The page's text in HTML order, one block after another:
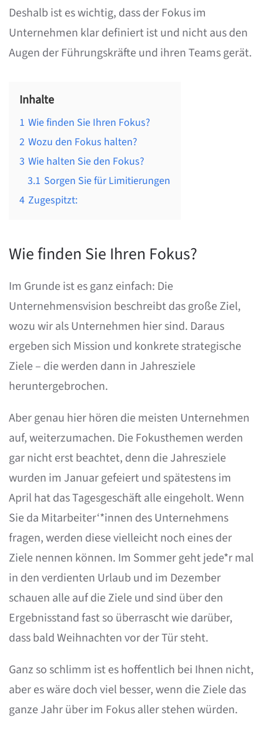
Deshalb ist es wichtig, dass der Fokus im
Unternehmen klar definiert ist und nicht aus den
Augen der Führungskräfte und ihren Teams gerät.
Inhalte
1 Wie finden Sie Ihren Fokus?
2 Wozu den Fokus halten?
3 Wie halten Sie den Fokus?
3.1 Sorgen Sie für Limitierungen
4 Zugespitzt:
Wie finden Sie Ihren Fokus?
Im Grunde ist es ganz einfach: Die
Unternehmensvision beschreibt das große Ziel,
wozu wir als Unternehmen hier sind. Daraus
ergeben sich Mission und konkrete strategische
Ziele – die werden dann in Jahresziele
heruntergebrochen.
Aber genau hier hören die meisten Unternehmen
auf, weiterzumachen. Die Fokusthemen werden
gar nicht erst beachtet, denn die Jahresziele
wurden im Januar gefeiert und spätestens im
April hat das Tagesgeschäft alle eingeholt. Wenn
Sie da Mitarbeiter‘*innen des Unternehmens
fragen, werden diese vielleicht noch eines der
Ziele nennen können. Im Sommer geht jede*r mal
in den verdienten Urlaub und im Dezember
schauen alle auf die Ziele und sind über den
Ergebnisstand fast so überrascht wie darüber,
dass bald Weihnachten vor der Tür steht.
Ganz so schlimm ist es hoffentlich bei Ihnen nicht,
aber es wäre doch viel besser, wenn die Ziele das
ganze Jahr über im Fokus aller stehen würden.